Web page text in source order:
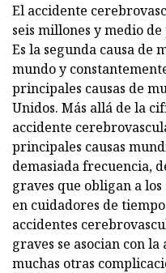
El accidente
seis millones y medio
Es la segunda causa de
mundo y
principales causas de
Unidos. Más allá de la
accidente
principales causas
demasiada frecuencia,
graves que obligan a
en cuidadores de
accidentes
graves se asocian con
muchas otras